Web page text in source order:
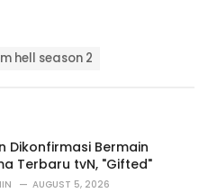
hell season 2
Dikonfirmasi Bermain
Terbaru tvN, "Gifted"
AUGUST 5, 2026